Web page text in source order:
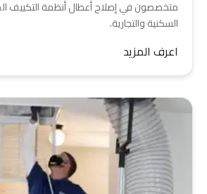
متخصصون في إصلاح أعطال أنظمة التكييف
السكنية والتجارية.
اعرف المزيد